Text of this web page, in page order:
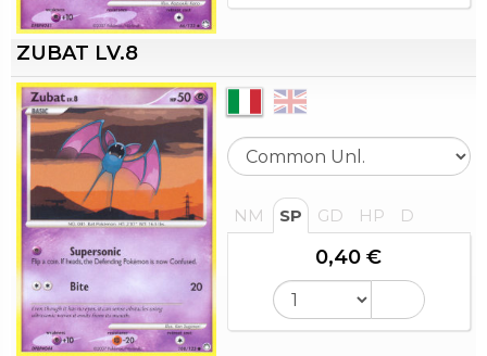
ZUBAT LV.8
NM SP GD HP D
0,40 €